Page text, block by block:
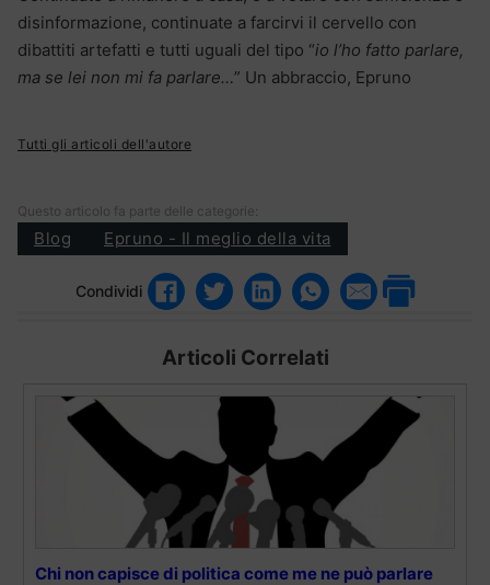
disinformazione, continuate a farcirvi il cervello con
dibattiti artefatti e tutti uguali del tipo “io l’ho fatto parlare,
ma se lei non mi fa parlare…” Un abbraccio, Epruno
Tutti gli articoli dell'autore
Questo articolo fa parte delle categorie:
Blog Epruno - Il meglio della vita
Condividi
Articoli Correlati
Chi non capisce di politica come me ne può parlare